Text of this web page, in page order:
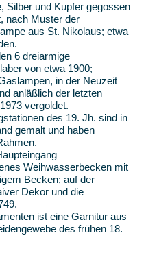
Silber und Kupfer gegossen
nach Muster der
aus St. Nikolaus; etwa
6 dreiarmige
von etwa 1900;
in der Neuzeit
anläßlich der letzten
vergoldet.
des 19. Jh. sind in
gemalt und haben
Weihwasserbecken mit
Becken; auf der
Dekor und die
ist eine Garnitur aus
des frühen 18.